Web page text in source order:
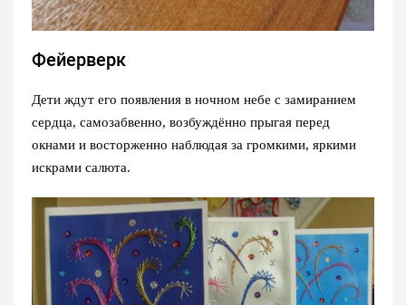
Фейерверк
Дети ждут его появления в ночном небе с замиранием
сердца, самозабвенно, возбуждённо прыгая перед
окнами и восторженно наблюдая за громкими, яркими
искрами салюта.